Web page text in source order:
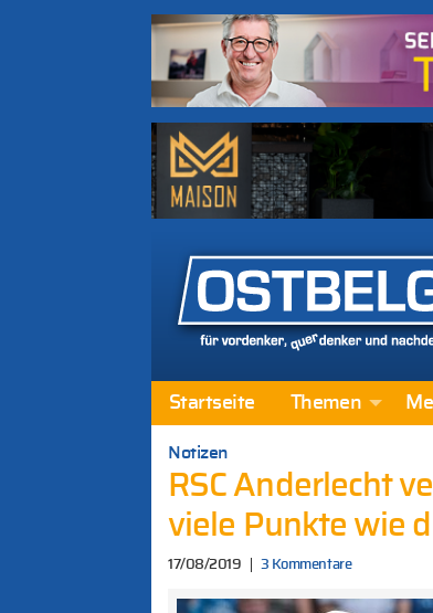
Startseite Themen
Notizen
RSC Anderlecht
viele Punkte wie
17/08/2019 3 Kommentare